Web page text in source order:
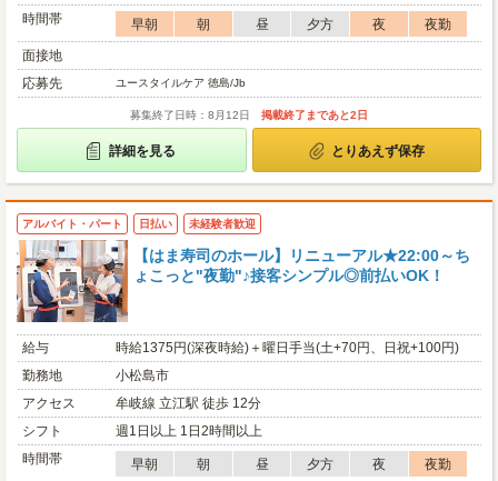
時間帯
早朝 朝 昼 夕方 夜
夜勤
面接地
応募先
ユースタイルケア 徳島/Jb
募集終了日時：8月12日 掲載終了まであと2日
詳細を見る とりあえず保存
アルバイト・パート 日払い 未経験者歓迎
【はま寿司のホール】リニューアル★22:00～ち
ょこっと"夜勤"♪接客シンプル◎前払いOK！
給与
時給1375円(深夜時給)＋曜日手当(土+70円、日祝+100円)
勤務地
小松島市
アクセス
牟岐線 立江駅 徒歩 12分
シフト
週1日以上 1日2時間以上
時間帯
早朝 朝 昼 夕方 夜
夜勤